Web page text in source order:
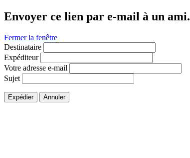
Envoyer ce lien par e-mail à un ami.
Fermer la fenêtre
Destinataire
Expéditeur
Votre adresse e-mail
Sujet
Expédier Annuler